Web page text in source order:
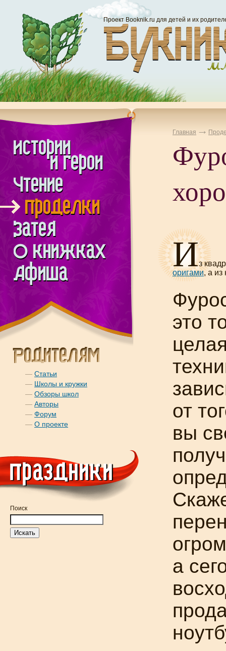
Проект Booknik.ru для детей и их
— Статьи
— Школы и кружки
— Обзоры школ
— Авторы
— Форум
— О проекте
Поиск
Главная
Из
оригами, а из
это
от
вы
а